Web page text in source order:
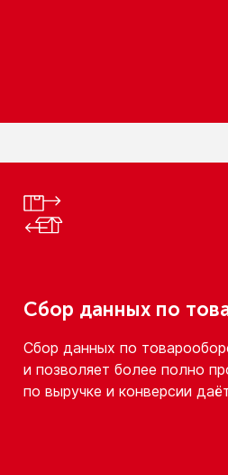
Сбор данных по
Сбор данных по
и позволяет более полно
по выручке и конверсии